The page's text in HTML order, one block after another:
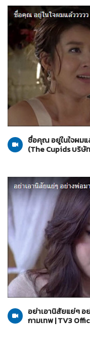
01-06-2560
ชื่อคุณ อยู่ในใจผมแ
(The Cupids บริษั
01-06-2560
อย่าเอานิสัยแย่ๆ อ
กามเทพ | TV3